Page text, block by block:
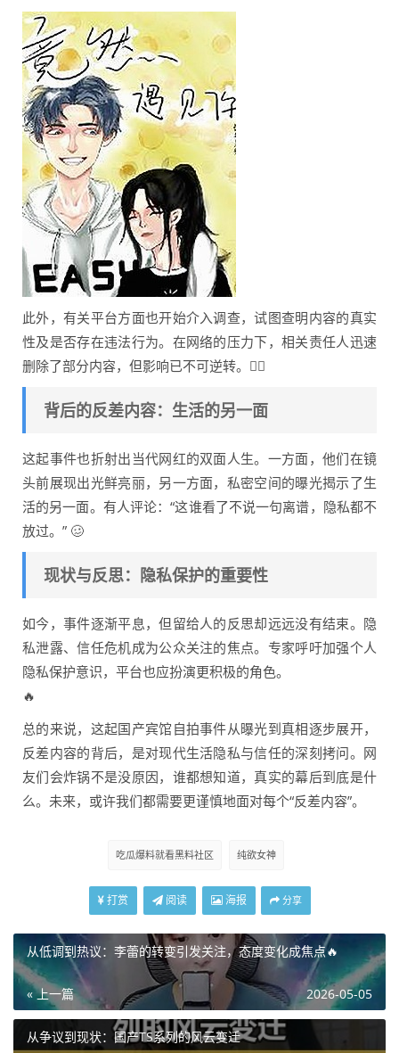
此外，有关平台方面也开始介入调查，试图查明内容的真实
性及是否存在违法行为。在网络的压力下，相关责任人迅速
删除了部分内容，但影响已不可逆转。🕵️‍♀️
背后的反差内容：生活的另一面
这起事件也折射出当代网红的双面人生。一方面，他们在镜
头前展现出光鲜亮丽，另一方面，私密空间的曝光揭示了生
活的另一面。有人评论：“这谁看了不说一句离谱，隐私都不
放过。” 🥴
现状与反思：隐私保护的重要性
如今，事件逐渐平息，但留给人的反思却远远没有结束。隐
私泄露、信任危机成为公众关注的焦点。专家呼吁加强个人
隐私保护意识，平台也应扮演更积极的角色。
🔥
总的来说，这起国产宾馆自拍事件从曝光到真相逐步展开，
反差内容的背后，是对现代生活隐私与信任的深刻拷问。网
友们会炸锅不是没原因，谁都想知道，真实的幕后到底是什
么。未来，或许我们都需要更谨慎地面对每个“反差内容”。
吃瓜爆料就看黑料社区 纯欲女神
打赏 阅读 海报 分享
从低调到热议：李蕾的转变引发关注，态度变化成焦点🔥
« 上一篇 2026-05-05
从争议到现状：国产TS系列的风云变迁